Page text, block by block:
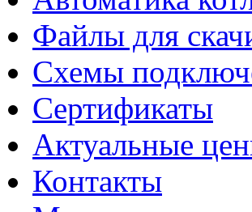
Файлы для
Схемы
Сертификаты
Актуальные
Контакты